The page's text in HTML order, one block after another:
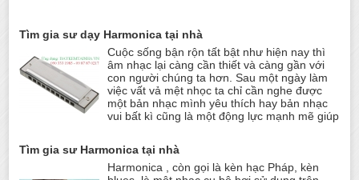
Tìm gia sư dạy Harmonica tại nhà
Cuộc sống bận rộn tất bật như hiện nay thì
âm nhạc lại càng cần thiết và càng gần với
con người chúng ta hơn. Sau một ngày làm
việc vất vả mệt nhọc ta chỉ cần nghe được
một bản nhạc mình yêu thích hay bản nhạc
vui bất kì cũng là một động lực mạnh mẽ giúp
Tìm gia sư Harmonica tại nhà
Harmonica , còn gọi là kèn hạc Pháp, kèn